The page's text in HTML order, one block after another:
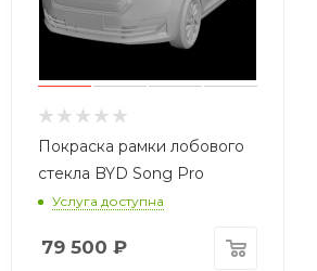
Покраска рамки лобового
стекла BYD Song Pro
Услуга доступна
79 500 ₽